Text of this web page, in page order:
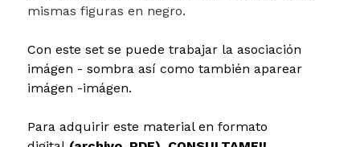
mismas figuras en negro.
Con este set se puede trabajar la asociación
imágen - sombra así como también aparear
imágen -imágen.
Para adquirir este material en formato